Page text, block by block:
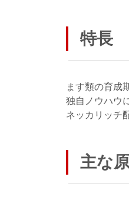
特長
ます類の育成
独自ノウハウ
ネッカリッチ
主な